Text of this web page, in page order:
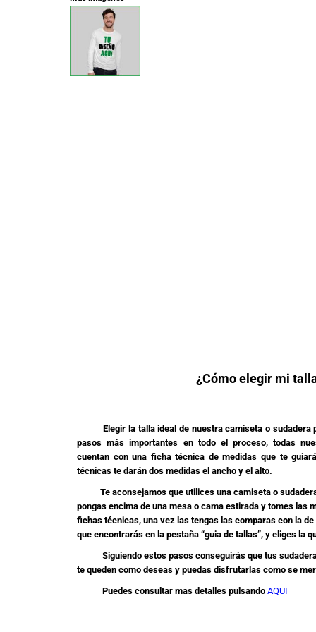
¿Cómo elegir mi
Elegir la talla ideal de nuestra camiseta o sudadera
pasos más importantes en todo el proceso, todas
cuentan con una ficha técnica de medidas que te
técnicas te darán dos medidas el ancho y el alto.
Te aconsejamos que utilices una camiseta o sudadera
pongas encima de una mesa o cama estirada y tomes las
fichas técnicas, una vez las tengas las comparas con la
que encontrarás en la pestaña “guia de tallas”, y eliges la
Siguiendo estos pasos conseguirás que tus
te queden como deseas y puedas disfrutarlas como se
Puedes consultar mas detalles pulsando AQUI